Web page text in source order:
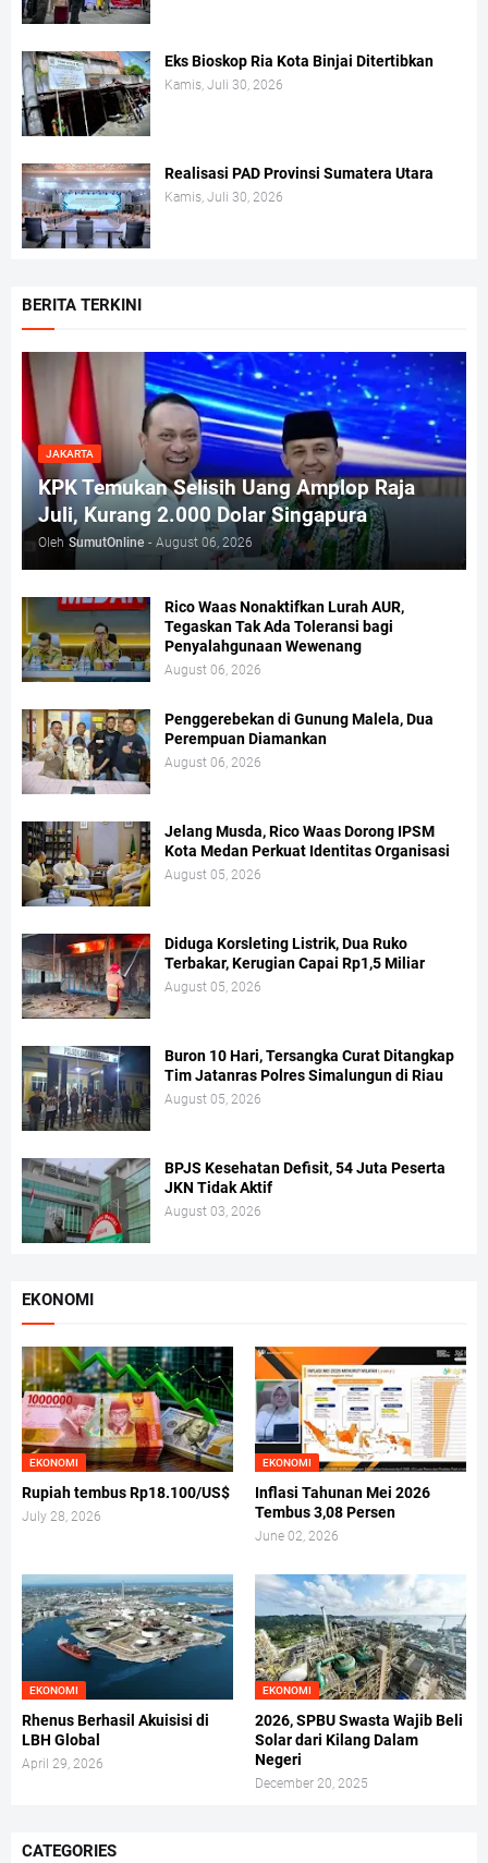
Eks Bioskop Ria Kota Binjai Ditertibkan
Kamis, Juli 30, 2026
Realisasi PAD Provinsi Sumatera Utara
Kamis, Juli 30, 2026
BERITA TERKINI
JAKARTA
KPK Temukan Selisih Uang Amplop Raja
Juli, Kurang 2.000 Dolar Singapura
Oleh SumutOnline - August 06, 2026
Rico Waas Nonaktifkan Lurah AUR,
Tegaskan Tak Ada Toleransi bagi
Penyalahgunaan Wewenang
August 06, 2026
Penggerebekan di Gunung Malela, Dua
Perempuan Diamankan
August 06, 2026
Jelang Musda, Rico Waas Dorong IPSM
Kota Medan Perkuat Identitas Organisasi
August 05, 2026
Diduga Korsleting Listrik, Dua Ruko
Terbakar, Kerugian Capai Rp1,5 Miliar
August 05, 2026
Buron 10 Hari, Tersangka Curat Ditangkap
Tim Jatanras Polres Simalungun di Riau
August 05, 2026
BPJS Kesehatan Defisit, 54 Juta Peserta
JKN Tidak Aktif
August 03, 2026
EKONOMI
EKONOMI
Rupiah tembus Rp18.100/US$
July 28, 2026
EKONOMI
Inflasi Tahunan Mei 2026
Tembus 3,08 Persen
June 02, 2026
EKONOMI
Rhenus Berhasil Akuisisi di
LBH Global
April 29, 2026
EKONOMI
2026, SPBU Swasta Wajib Beli
Solar dari Kilang Dalam
Negeri
December 20, 2025
CATEGORIES